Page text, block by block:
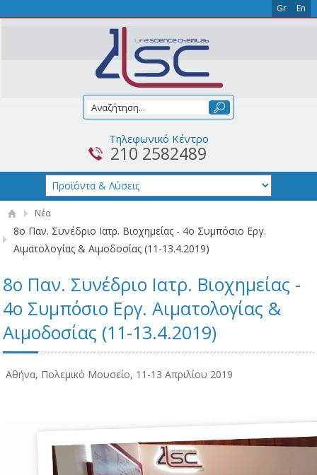
Gr En
Τηλεφωνικό Κέντρο
210 2582489
Νέα
8ο Παν. Συνέδριο Ιατρ. Βιοχημείας - 4ο Συμπόσιο Εργ.
Αιματολογίας & Αιμοδοσίας (11-13.4.2019)
8ο Παν. Συνέδριο Ιατρ. Βιοχημείας -
4ο Συμπόσιο Εργ. Αιματολογίας &
Αιμοδοσίας (11-13.4.2019)
Αθήνα, Πολεμικό Μουσείο, 11-13 Απριλίου 2019